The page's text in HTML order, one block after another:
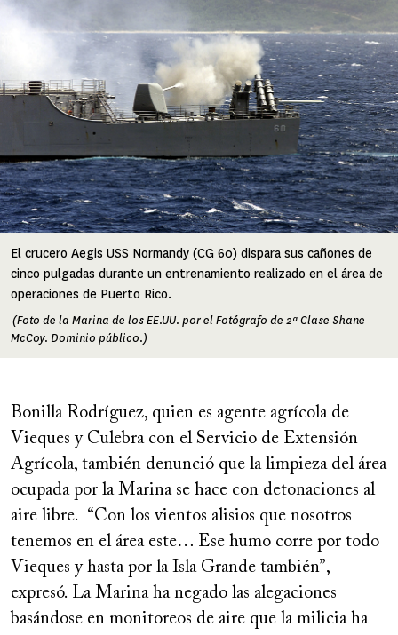
El crucero Aegis USS Normandy (CG 60) dispara sus cañones de
cinco pulgadas durante un entrenamiento realizado en el área de
operaciones de Puerto Rico.
(Foto de la Marina de los EE.UU. por el Fotógrafo de 2ª Clase Shane
McCoy. Dominio público.)
Bonilla Rodríguez, quien es agente agrícola de
Vieques y Culebra con el Servicio de Extensión
Agrícola, también denunció que la limpieza del área
ocupada por la Marina se hace con detonaciones al
aire libre. “Con los vientos alisios que nosotros
tenemos en el área este… Ese humo corre por todo
Vieques y hasta por la Isla Grande también”,
expresó. La Marina ha negado las alegaciones
basándose en monitoreos de aire que la milicia ha